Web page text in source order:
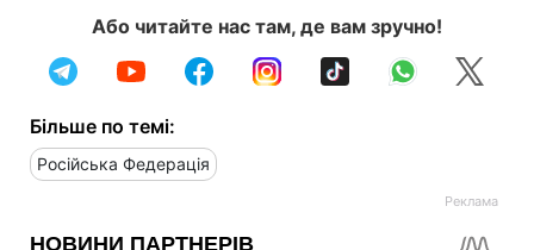
Або читайте нас там, де вам зручно!
Більше по темі:
Російська Федерація